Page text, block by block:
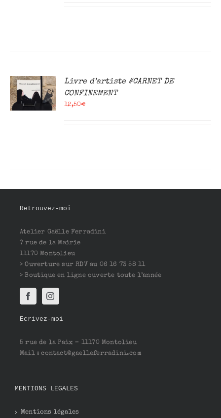
Livre d’artiste #CARNET DE
CONFINEMENT
12,50€
Retrouvez-moi
Atelier Gaëlle Ferradini
7 rue de la Mairie
11170 Montolieu
> Ouverture sur RDV au 06 16 73 58 11
> Boutique en ligne ouverte toute l’année
Ecrivez-moi
5 rue de la Paix – 11170 Montolieu
Mail : contact@gaelleferradini.com
MENTIONS LEGALES
Mentions légales